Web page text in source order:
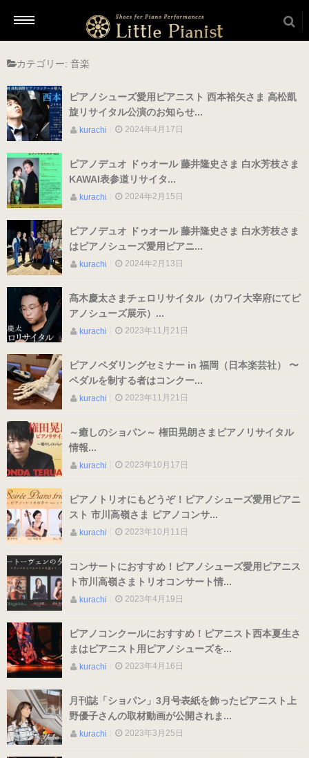
商品を選ぶ
本番用（ヒール高2cm）
ローヒール
（ブラック・エナメル）
（22.5～26.0cm）
ローヒール 子供サイズ
（ブラック・エナメル）
ローヒール
（シャンパン・スムース）
（22.5～26.0cm）
ローヒール 子供サイズ
（シャンパン・スムース）
（21.0～22.0cm）
男女兼用モデル
（エナメル・コンビ）
（21.0～25.0cm）
練習用（ヒール高2cm）
練習用（ストレッチ生地）
（22.5～26.0cm）数量限定商品
練習用（ストレッチ生地）
カテゴリー: 音楽
ピアノシューズ愛用ピアニスト 西本裕矢さま 高松凱
旋リサイタル公演のお知らせ...
kurachi 2024年4月17日
ピアノデュオ ドゥオール 藤井隆史さま 白水芳枝さま
KAWAI表参道リサイタ...
kurachi 2024年2月15日
ピアノデュオ ドゥオール 藤井隆史さま 白水芳枝さま
はピアノシューズ愛用ピアニ...
kurachi 2024年2月13日
髙木慶太さまチェロリサイタル（カワイ大宰府にてピ
アノシューズ展示）...
kurachi 2023年11月21日
ピアノペダリングセミナー in 福岡（日本楽芸社） 〜
ペダルを制する者はコンクー...
kurachi 2023年11月21日
～癒しのショパン～ 権田晃朗さまピアノリサイタル
情報...
kurachi 2023年10月17日
ピアノトリオにもどうぞ！ピアノシューズ愛用ピアニ
スト 市川高嶺さま ピアノコンサ...
kurachi 2023年10月11日
コンサートにおすすめ！ピアノシューズ愛用ピアニス
ト市川高嶺さまトリオコンサート情...
kurachi 2023年4月19日
ピアノコンクールにおすすめ！ピアニスト西本夏生さ
まはピアニスト用ピアノシューズを...
kurachi 2023年4月16日
月刊誌「ショパン」3月号表紙を飾ったピアニスト上
野優子さんの取材動画が公開されま...
kurachi 2023年3月25日